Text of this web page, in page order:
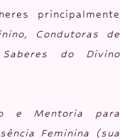
principalmente
Condutoras de
do Divino
e Mentoria para
Feminina (sua